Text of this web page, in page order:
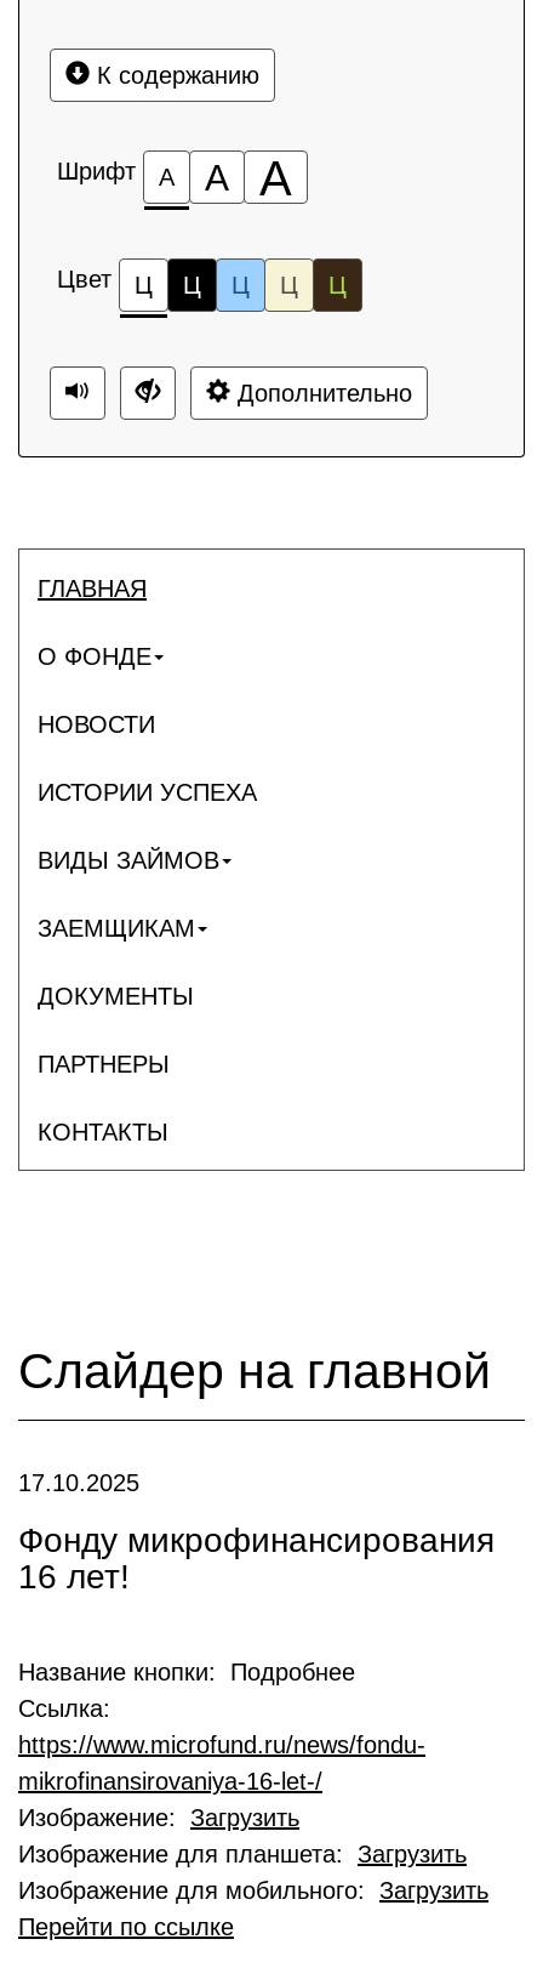
К содержанию
Шрифт А А А
Цвет Ц Ц Ц Ц Ц
Дополнительно
ГЛАВНАЯ
О ФОНДЕ
НОВОСТИ
ИСТОРИИ УСПЕХА
ВИДЫ ЗАЙМОВ
ЗАЕМЩИКАМ
ДОКУМЕНТЫ
ПАРТНЕРЫ
КОНТАКТЫ
Слайдер на главной
17.10.2025
Фонду микрофинансирования
16 лет!
Название кнопки: Подробнее
Ссылка:
https://www.microfund.ru/news/fondu-
mikrofinansirovaniya-16-let-/
Изображение: Загрузить
Изображение для планшета: Загрузить
Изображение для мобильного: Загрузить
Перейти по ссылке